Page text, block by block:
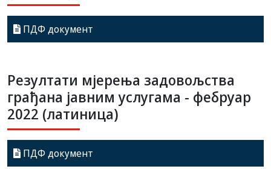
ПДФ документ
Резултати мјерења задовољства
грађана јавним услугама - фебруар
2022 (латиница)
ПДФ документ